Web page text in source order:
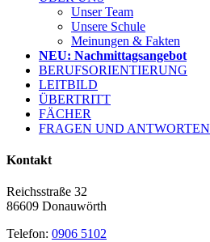
Unser Team
Unsere Schule
Meinungen & Fakten
NEU: Nachmittagsangebot
BERUFSORIENTIERUNG
LEITBILD
ÜBERTRITT
FÄCHER
FRAGEN UND ANTWORTEN
Kontakt
Reichsstraße 32
86609 Donauwörth
Telefon: 0906 5102